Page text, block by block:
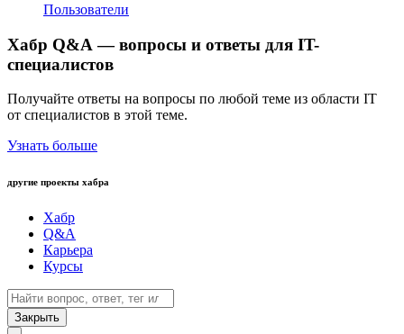
Пользователи
Хабр Q&A — вопросы и ответы для IT-
специалистов
Получайте ответы на вопросы по любой теме из области IT
от специалистов в этой теме.
Узнать больше
другие проекты хабра
Хабр
Q&A
Карьера
Курсы
Закрыть